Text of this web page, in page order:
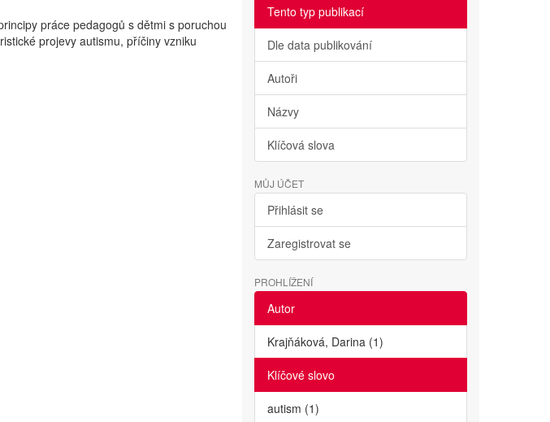
práce pedagogů s dětmi s poruchou
projevy autismu, příčiny vzniku
Tento typ publikací
Dle data publikování
Autoři
Názvy
Klíčová slova
MŮJ ÚČET
Přihlásit se
Zaregistrovat se
PROHLÍŽENÍ
Autor
Krajňáková, Darina (1)
Klíčové slovo
autism (1)